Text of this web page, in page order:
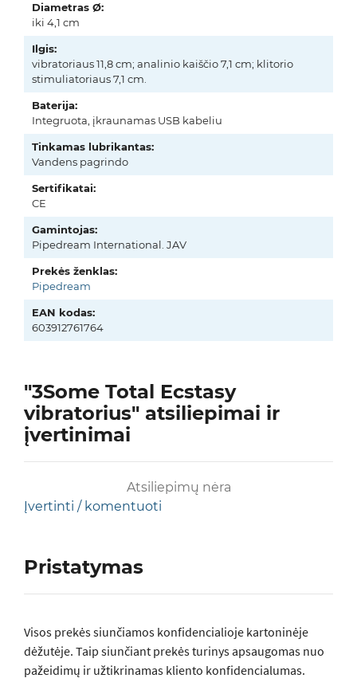
Diametras Ø:
iki 4,1 cm
Ilgis:
vibratoriaus 11,8 cm; analinio kaiščio 7,1 cm; klitorio
stimuliatoriaus 7,1 cm.
Baterija:
Integruota, įkraunamas USB kabeliu
Tinkamas lubrikantas:
Vandens pagrindo
Sertifikatai:
CE
Gamintojas:
Pipedream International. JAV
Prekės ženklas:
Pipedream
EAN kodas:
603912761764
"3Some Total Ecstasy
vibratorius" atsiliepimai ir
įvertinimai
Atsiliepimų nėra
Įvertinti / komentuoti
Pristatymas
Visos prеkės siunčiamos konfidencialioje kartoninėje
dėžutėje. Taip siunčiant prekės turinys apsaugomas nuo
pažeidimų ir užtikrinamas kliento konfidencialumas.